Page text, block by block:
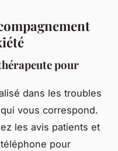
pour
dans les troubles
vous correspond.
les avis patients et
pour